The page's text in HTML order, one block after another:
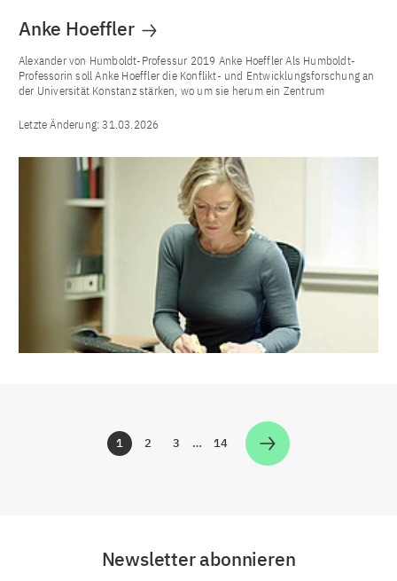
Anke Hoeffler
Alexander von Humboldt-Professur 2019 Anke Hoeffler Als Humboldt-
Professorin soll Anke Hoeffler die Konflikt- und Entwicklungsforschung an
der Universität Konstanz stärken, wo um sie herum ein Zentrum
Letzte Änderung:31.03.2026
Zur Seite
1 Zur Seite
2 Zur Seite
3 … Zur Seite
14
Newsletter abonnieren